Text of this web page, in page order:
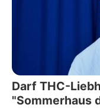
Darf THC-
"Sommerhaus